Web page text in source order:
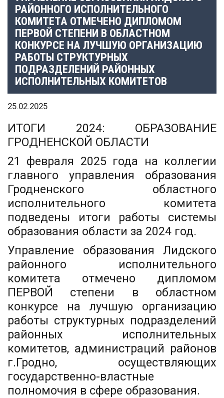
РАЙОННОГО ИСПОЛНИТЕЛЬНОГО
КОМИТЕТА ОТМЕЧЕНО ДИПЛОМОМ
ПЕРВОЙ СТЕПЕНИ В ОБЛАСТНОМ
КОНКУРСЕ НА ЛУЧШУЮ ОРГАНИЗАЦИЮ
РАБОТЫ СТРУКТУРНЫХ
ПОДРАЗДЕЛЕНИЙ РАЙОННЫХ
ИСПОЛНИТЕЛЬНЫХ КОМИТЕТОВ
25.02.2025
ИТОГИ 2024: ОБРАЗОВАНИЕ
ГРОДНЕНСКОЙ ОБЛАСТИ
21 февраля 2025 года на коллегии
главного управления образования
Гродненского областного
исполнительного комитета
подведены итоги работы системы
образования области за 2024 год.
Управление образования Лидского
районного исполнительного
комитета отмечено дипломом
ПЕРВОЙ степени в областном
конкурсе на лучшую организацию
работы структурных подразделений
районных исполнительных
комитетов, администраций районов
г.Гродно, осуществляющих
государственно-властные
полномочия в сфере образования.